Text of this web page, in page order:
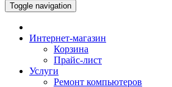
Toggle navigation
Интернет-магазин
Корзина
Прайс-лист
Услуги
Ремонт компьютеров